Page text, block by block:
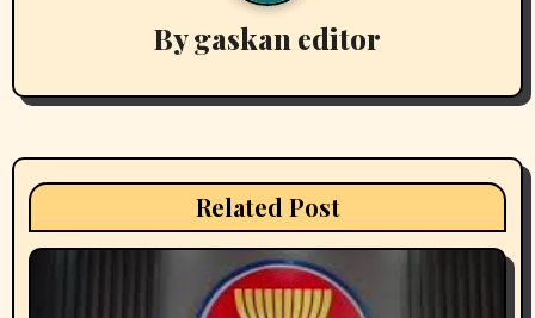
a
t
o
Bygaskan editor
Related Post